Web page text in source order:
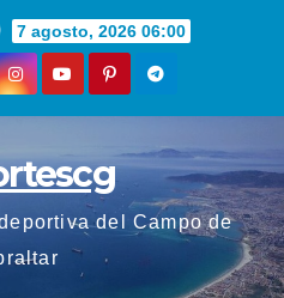
7 agosto, 2026 06:00
del Campo de